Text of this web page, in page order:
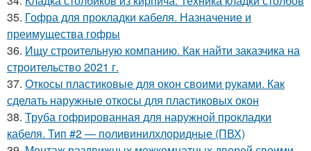
35. Гофра для прокладки кабеля. Назначение и
преимущества гофры
36. Ищу строительную компанию. Как найти заказчика на
строительство 2021 г.
37. Откосы пластиковые для окон своими руками. Как
сделать наружные откосы для пластиковых окон
38. Труба гофрированная для наружной прокладки
кабеля. Тип #2 — поливинилхлоридные (ПВХ)